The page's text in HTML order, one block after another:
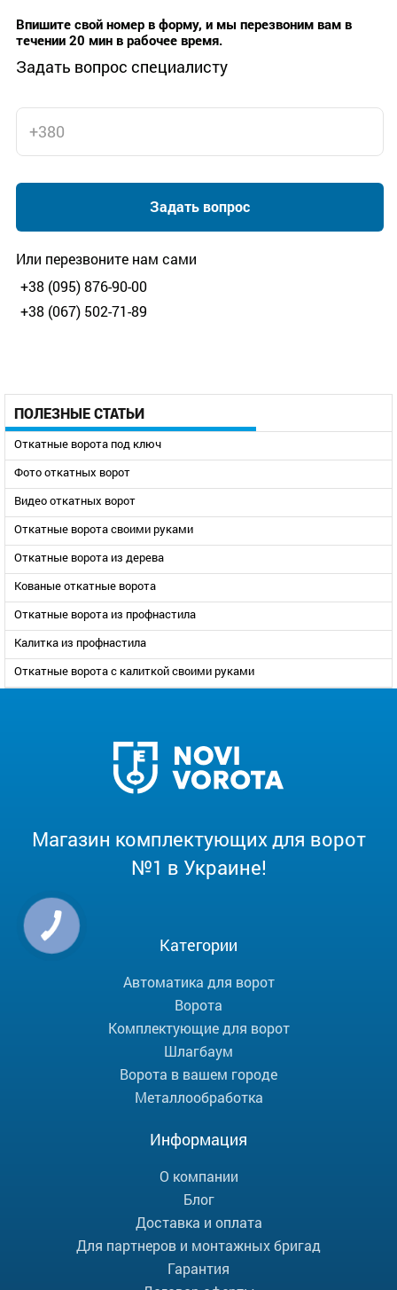
ПОЛЕЗНЫЕ СТАТЬИ
Откатные ворота под ключ
Фото откатных ворот
Видео откатных ворот
Откатные ворота своими руками
Откатные ворота из дерева
Кованые откатные ворота
Откатные ворота из профнастила
Калитка из профнастила
Откатные ворота с калиткой своими руками
Впишите свой номер в форму, и мы перезвоним вам в
течении 20 мин в рабочее время.
Задать вопрос специалисту
Или перезвоните нам сами
+38 (095) 876-90-00
+38 (067) 502-71-89
Задать вопрос
Магазин комплектующих для ворот
№1 в Украине!
Категории
Автоматика для ворот
Ворота
Комплектующие для ворот
Шлагбаум
Ворота в вашем городе
Металлообработка
Информация
О компании
Блог
Доставка и оплата
Для партнеров и монтажных бригад
Гарантия